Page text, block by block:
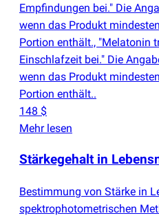
Empfindungen bei." Die
wenn das Produkt
Portion enthält., "Melatonin
Einschlafzeit bei." Die
wenn das Produkt
Portion enthält..
148 $
Mehr lesen
Stärkegehalt in
Bestimmung von Stärke in
spektrophotometrischen